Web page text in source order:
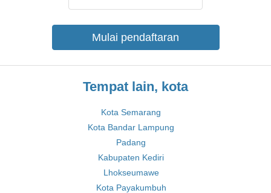
Mulai pendaftaran
Tempat lain, kota
Kota Semarang
Kota Bandar Lampung
Padang
Kabupaten Kediri
Lhokseumawe
Kota Payakumbuh